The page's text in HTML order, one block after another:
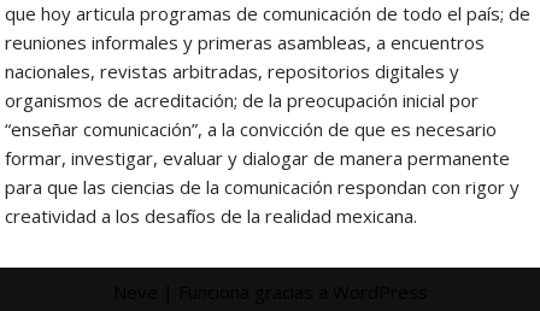
que hoy articula programas de comunicación de todo el país; de
reuniones informales y primeras asambleas, a encuentros
nacionales, revistas arbitradas, repositorios digitales y
organismos de acreditación; de la preocupación inicial por
“enseñar comunicación”, a la convicción de que es necesario
formar, investigar, evaluar y dialogar de manera permanente
para que las ciencias de la comunicación respondan con rigor y
creatividad a los desafíos de la realidad mexicana.